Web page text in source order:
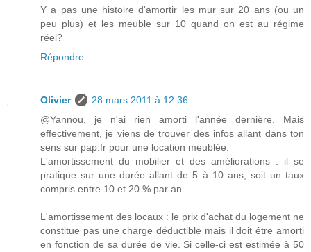
Y a pas une histoire d'amortir les mur sur 20 ans (ou un
peu plus) et les meuble sur 10 quand on est au régime
réel?
Répondre
Olivier
28 mars 2011 à 12:36
@Yannou, je n'ai rien amorti l'année dernière. Mais
effectivement, je viens de trouver des infos allant dans ton
sens sur pap.fr pour une location meublée:
L'amortissement du mobilier et des améliorations : il se
pratique sur une durée allant de 5 à 10 ans, soit un taux
compris entre 10 et 20 % par an.
L'amortissement des locaux : le prix d'achat du logement ne
constitue pas une charge déductible mais il doit être amorti
en fonction de sa durée de vie. Si celle-ci est estimée à 50